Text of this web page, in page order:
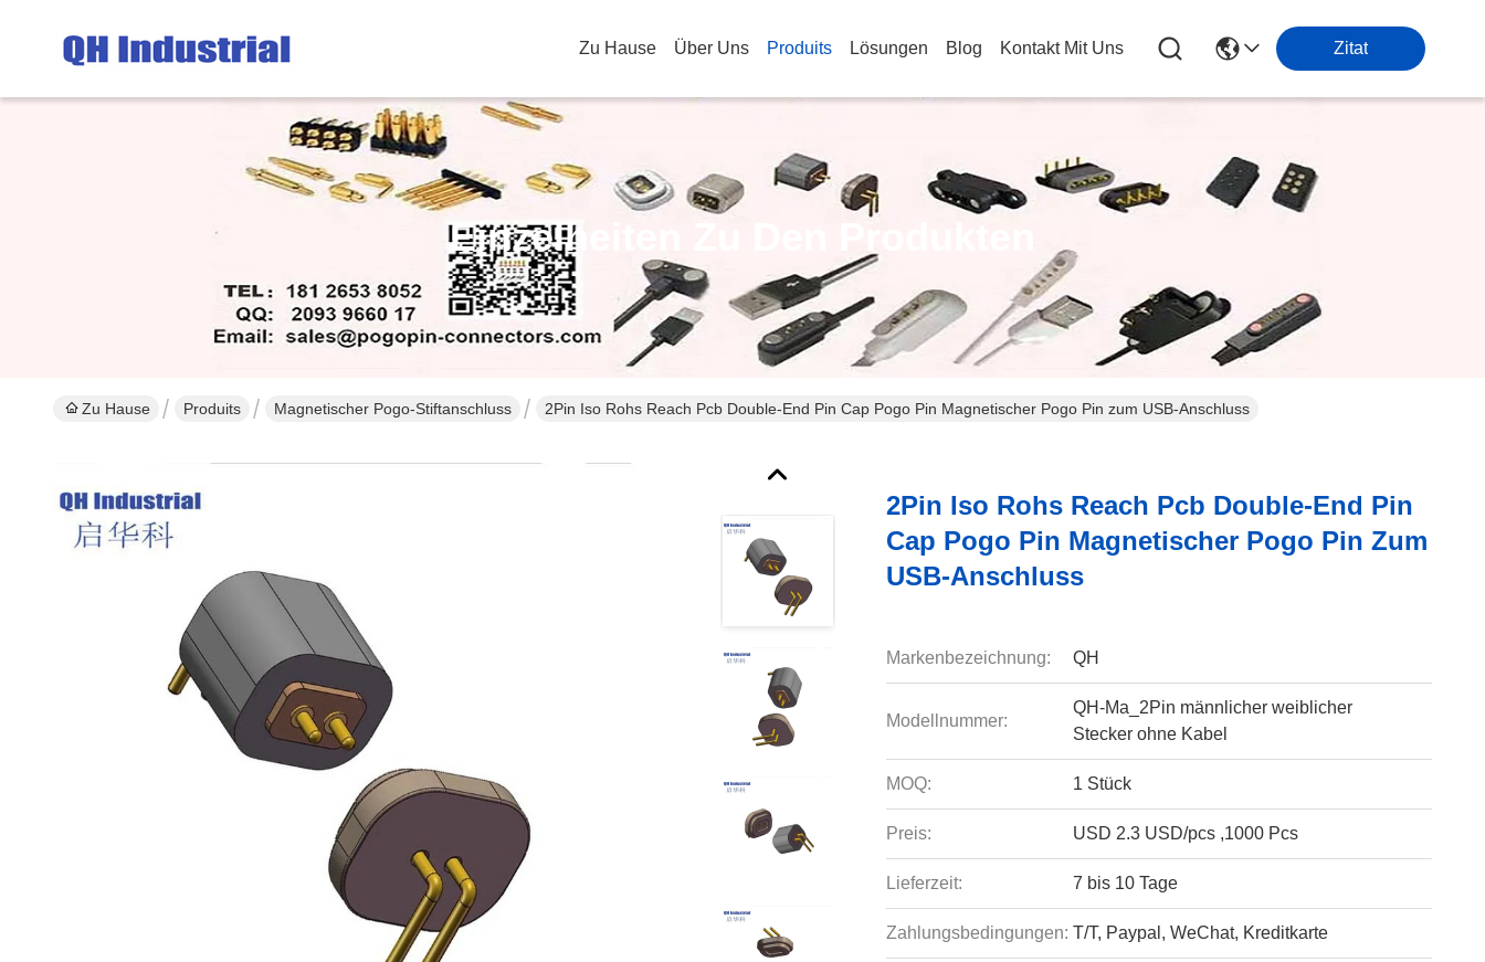
Zu Hause Über Uns Produits Lösungen Blog Kontakt Mit Uns Zitat
Einzelheiten Zu Den Produkten
Zu Hause Produits Magnetischer Pogo-Stiftanschluss 2Pin Iso Rohs Reach Pcb Double-End Pin Cap Pogo Pin Magnetischer Pogo Pin zum USB-Anschluss
2Pin Iso Rohs Reach Pcb Double-End Pin
Cap Pogo Pin Magnetischer Pogo Pin Zum
USB-Anschluss
Markenbezeichnung: QH
Modellnummer:
QH-Ma_2Pin männlicher weiblicher
Stecker ohne Kabel
MOQ: 1 Stück
Preis: USD 2.3 USD/pcs ,1000 Pcs
Lieferzeit: 7 bis 10 Tage
Zahlungsbedingungen: T/T, Paypal, WeChat, Kreditkarte